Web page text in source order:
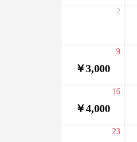
2
￥3,000
9
￥4,000
16
23